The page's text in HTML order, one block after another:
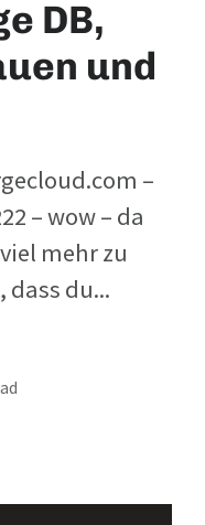
DB,
und
–
– wow – da
mehr zu
dass du...